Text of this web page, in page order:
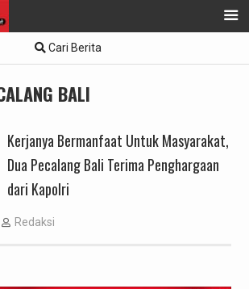
Cari Berita
BALI
Kerjanya Bermanfaat Untuk Masyarakat,
Dua Pecalang Bali Terima Penghargaan
dari Kapolri
Redaksi